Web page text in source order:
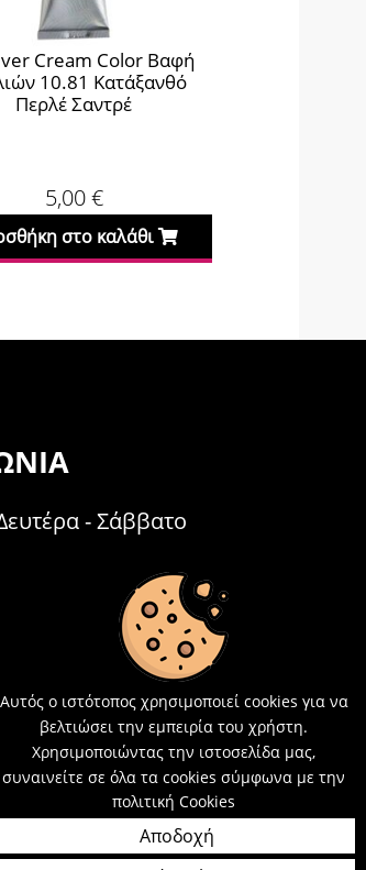
Cream Color Βαφή
10.81 Κατάξανθό
Περλέ Σαντρέ
5,00€
στο καλάθι
- Σάββατο
Αυτός ο ιστότοπος χρησιμοποιεί cookies για να
βελτιώσει την εμπειρία του χρήστη.
Χρησιμοποιώντας την ιστοσελίδα μας,
συναινείτε σε όλα τα cookies σύμφωνα με την
πολιτική Cookies
Αποδοχή